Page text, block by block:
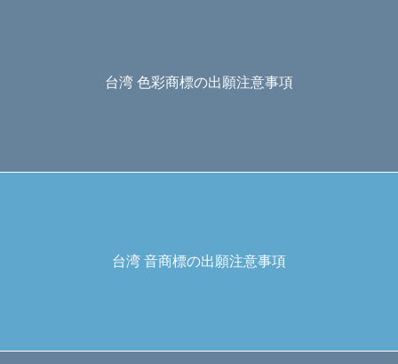
台湾 色彩商標の出願注意事項
台湾 音商標の出願注意事項